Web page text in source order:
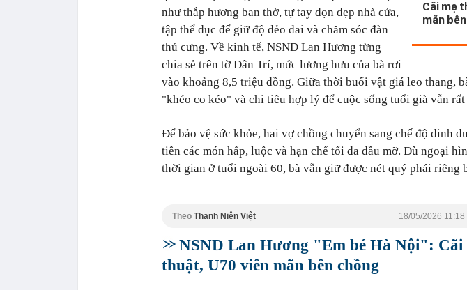
Cãi mẹ
mãn
như thắp hương ban thờ, tự tay dọn dẹp nhà cửa,
tập thể dục để giữ độ dẻo dai và chăm sóc đàn
thú cưng. Về kinh tế, NSND Lan Hương từng
chia sẻ trên tờ Dân Trí, mức lương hưu của bà rơi
vào khoảng 8,5 triệu đồng. Giữa thời buổi vật giá leo thang,
"khéo co kéo" và chi tiêu hợp lý để cuộc sống tuổi già vẫn
Để bảo vệ sức khỏe, hai vợ chồng chuyển sang chế độ dinh
tiên các món hấp, luộc và hạn chế tối đa dầu mỡ. Dù ngoại
thời gian ở tuổi ngoài 60, bà vẫn giữ được nét quý phái riêng
Theo Thanh Niên Việt 18/05/2026 11:18
NSND Lan Hương "Em bé Hà Nội": Cãi
thuật, U70 viên mãn bên chồng